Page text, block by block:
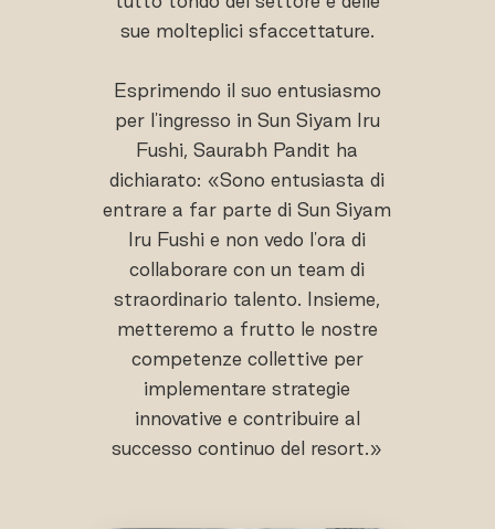
sue molteplici sfaccettature.
Esprimendo il suo entusiasmo
per l'ingresso in Sun Siyam Iru
Fushi, Saurabh Pandit ha
dichiarato: «Sono entusiasta di
entrare a far parte di Sun Siyam
Iru Fushi e non vedo l'ora di
collaborare con un team di
straordinario talento. Insieme,
metteremo a frutto le nostre
competenze collettive per
implementare strategie
innovative e contribuire al
successo continuo del resort.»